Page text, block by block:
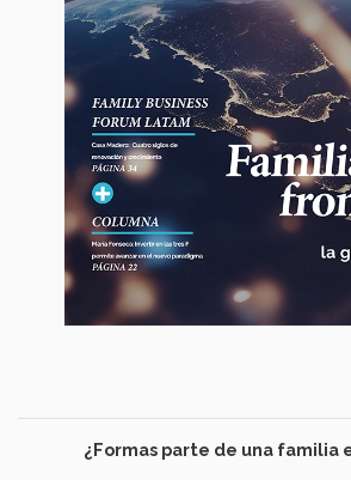
¿Formas parte de una familia